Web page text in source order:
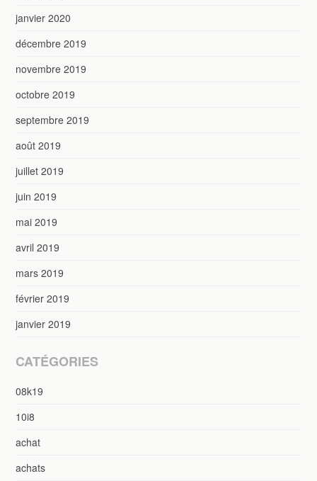
janvier 2020
décembre 2019
novembre 2019
octobre 2019
septembre 2019
août 2019
juillet 2019
juin 2019
mai 2019
avril 2019
mars 2019
février 2019
janvier 2019
CATÉGORIES
08k19
10i8
achat
achats